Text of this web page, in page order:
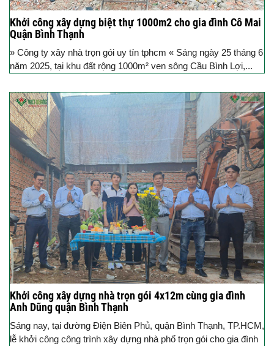
Khởi công xây dựng biệt thự 1000m2 cho gia đình Cô Mai
Quận Bình Thạnh
» Công ty xây nhà trọn gói uy tín tphcm « Sáng ngày 25 tháng 6
năm 2025, tại khu đất rộng 1000m² ven sông Cầu Bình Lợi,...
Khởi công xây dựng nhà trọn gói 4x12m cùng gia đình
Anh Dũng quận Bình Thạnh
Sáng nay, tại đường Điện Biên Phủ, quận Bình Thạnh, TP.HCM,
lễ khởi công công trình xây dựng nhà phố trọn gói cho gia đình